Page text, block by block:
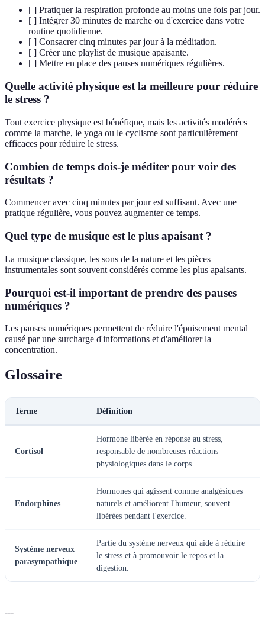
[ ] Pratiquer la respiration profonde au moins une fois par jour.
[ ] Intégrer 30 minutes de marche ou d'exercice dans votre
routine quotidienne.
[ ] Consacrer cinq minutes par jour à la méditation.
[ ] Créer une playlist de musique apaisante.
[ ] Mettre en place des pauses numériques régulières.
Quelle activité physique est la meilleure pour réduire
le stress ?
Tout exercice physique est bénéfique, mais les activités modérées
comme la marche, le yoga ou le cyclisme sont particulièrement
efficaces pour réduire le stress.
Combien de temps dois-je méditer pour voir des
résultats ?
Commencer avec cinq minutes par jour est suffisant. Avec une
pratique régulière, vous pouvez augmenter ce temps.
Quel type de musique est le plus apaisant ?
La musique classique, les sons de la nature et les pièces
instrumentales sont souvent considérés comme les plus apaisants.
Pourquoi est-il important de prendre des pauses
numériques ?
Les pauses numériques permettent de réduire l'épuisement mental
causé par une surcharge d'informations et d'améliorer la
concentration.
Glossaire
Terme Définition
Cortisol
Hormone libérée en réponse au stress,
responsable de nombreuses réactions
physiologiques dans le corps.
Endorphines
Hormones qui agissent comme analgésiques
naturels et améliorent l'humeur, souvent
libérées pendant l'exercice.
Système nerveux
parasympathique
Partie du système nerveux qui aide à réduire
le stress et à promouvoir le repos et la
digestion.
---